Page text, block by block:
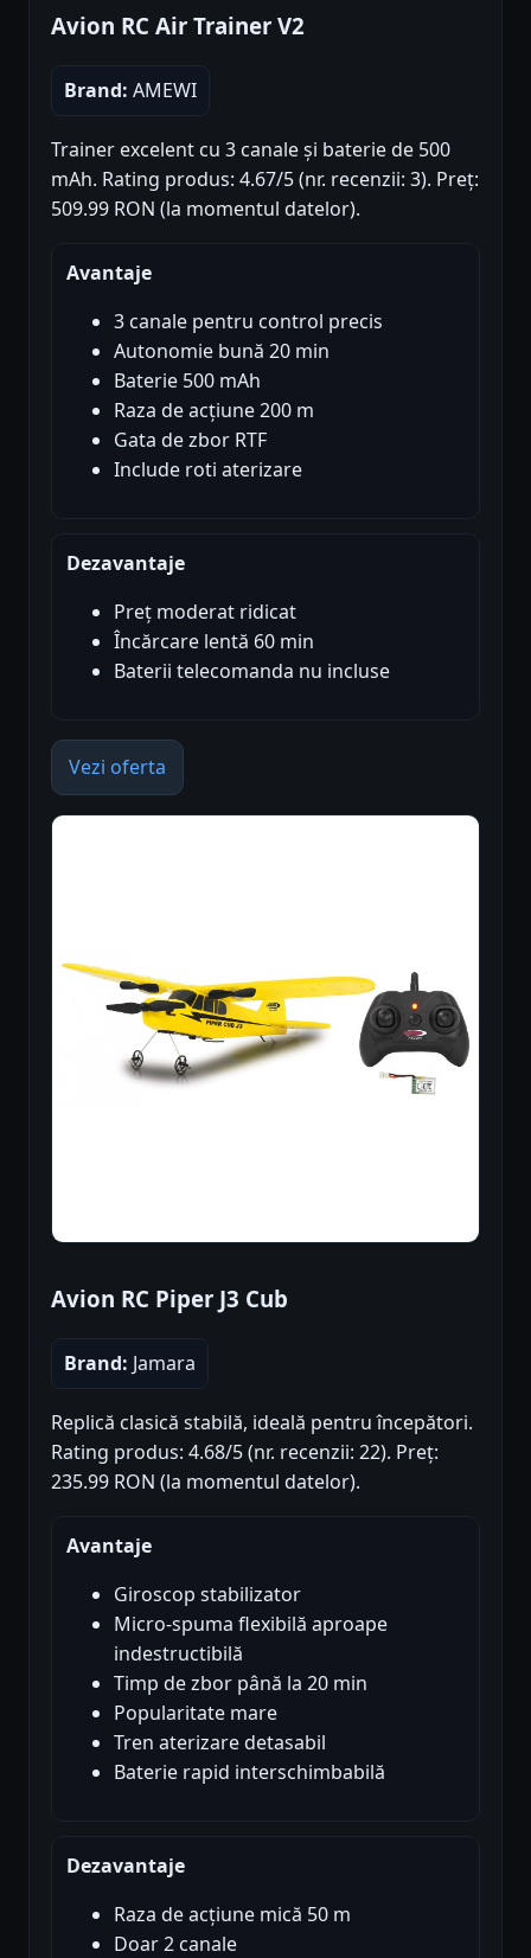
Avion RC Air Trainer V2
Brand: AMEWI
Trainer excelent cu 3 canale și baterie de 500
mAh. Rating produs: 4.67/5 (nr. recenzii: 3). Preț:
509.99 RON (la momentul datelor).
Avantaje
3 canale pentru control precis
Autonomie bună 20 min
Baterie 500 mAh
Raza de acțiune 200 m
Gata de zbor RTF
Include roti aterizare
Dezavantaje
Preț moderat ridicat
Încărcare lentă 60 min
Baterii telecomanda nu incluse
Vezi oferta
Avion RC Piper J3 Cub
Brand: Jamara
Replică clasică stabilă, ideală pentru începători.
Rating produs: 4.68/5 (nr. recenzii: 22). Preț:
235.99 RON (la momentul datelor).
Avantaje
Giroscop stabilizator
Micro-spuma flexibilă aproape
indestructibilă
Timp de zbor până la 20 min
Popularitate mare
Tren aterizare detasabil
Baterie rapid interschimbabilă
Dezavantaje
Raza de acțiune mică 50 m
Doar 2 canale